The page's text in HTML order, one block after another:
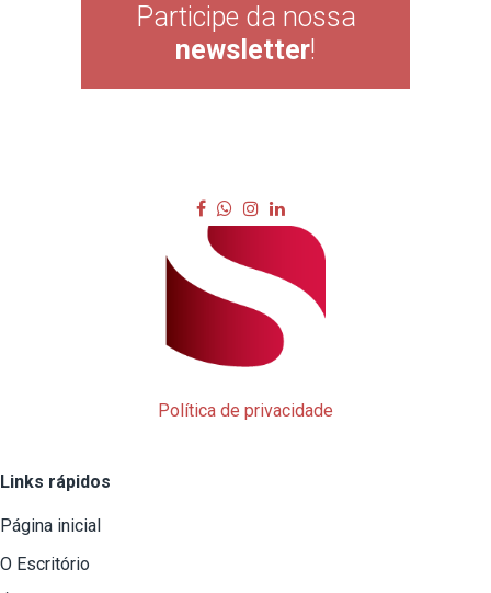
Participe da nossa
newsletter!
Política de privacidade
Links rápidos
Página inicial
O Escritório